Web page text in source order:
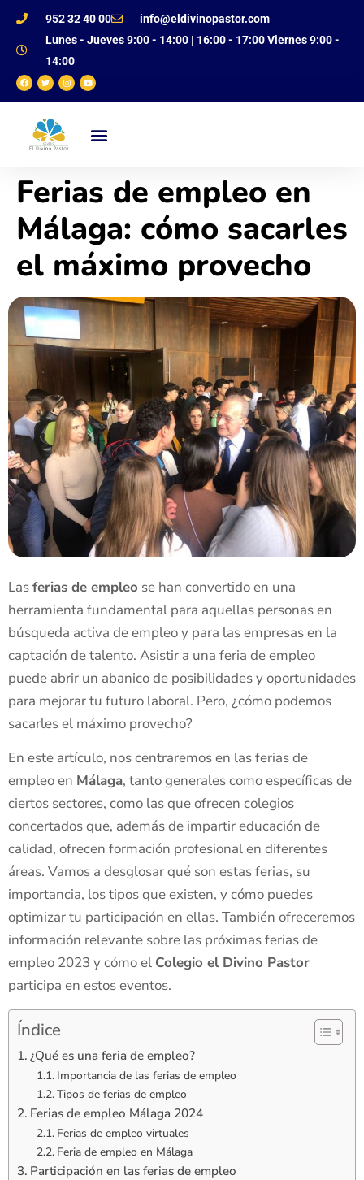
952 32 40 00
info@eldivinopastor.com
Lunes - Jueves 9:00 - 14:00 | 16:00 - 17:00 Viernes 9:00 -
14:00
Ferias de empleo en
Málaga: cómo sacarles
el máximo provecho
Lasferias de empleo se han convertido en una
herramienta fundamental para aquellas personas en
búsqueda activa de empleo y para las empresas en la
captación de talento. Asistir a una feria de empleo
puede abrir un abanico de posibilidades y oportunidades
para mejorar tu futuro laboral. Pero, ¿cómo podemos
sacarles el máximo provecho?
En este artículo, nos centraremos en las ferias de
empleo en Málaga, tanto generales como específicas de
ciertos sectores, como las que ofrecen colegios
concertados que, además de impartir educación de
calidad, ofrecen formación profesional en diferentes
áreas. Vamos a desglosar qué son estas ferias, su
importancia, los tipos que existen, y cómo puedes
optimizar tu participación en ellas. También ofreceremos
información relevante sobre las próximas ferias de
empleo 2023 y cómo el Colegio el Divino Pastor
participa en estos eventos.
Índice
¿Qué es una feria de empleo?
Importancia de las ferias de empleo
Tipos de ferias de empleo
Ferias de empleo Málaga 2024
Ferias de empleo virtuales
Feria de empleo en Málaga
Participación en las ferias de empleo